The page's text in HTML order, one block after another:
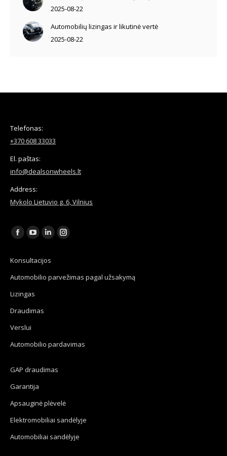
2025-08-22
Automobilių lizingas ir likutinė vertė
2025-08-22
Telefonas:
+370 608 33033
El. paštas:
info@dealsonwheels.lt
Address:
Mykolo Lietuvio g. 6, Vilnius
Find us on:
Facebook
opens
in
new
YouTube
opens
in
new
Linkedin
opens
in
Instagram
in
Konsultacijos
Automobilio parvežimas pagal užsakymą
Lizingas
Draudimas
Verslui
Automobilio pardavimas
GAP draudimas
Garantija
Apsauginė plėvelė
Elektromobiliai sandėlyje
Automobiliai sandėlyje